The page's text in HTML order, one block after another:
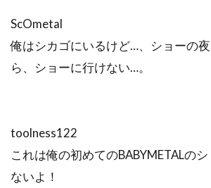
ScOmetal
俺はシカゴにいるけど…、ショーの
ら、ショーに行けない…。
toolness122
これは俺の初めてのBABYMETALの
ないよ！